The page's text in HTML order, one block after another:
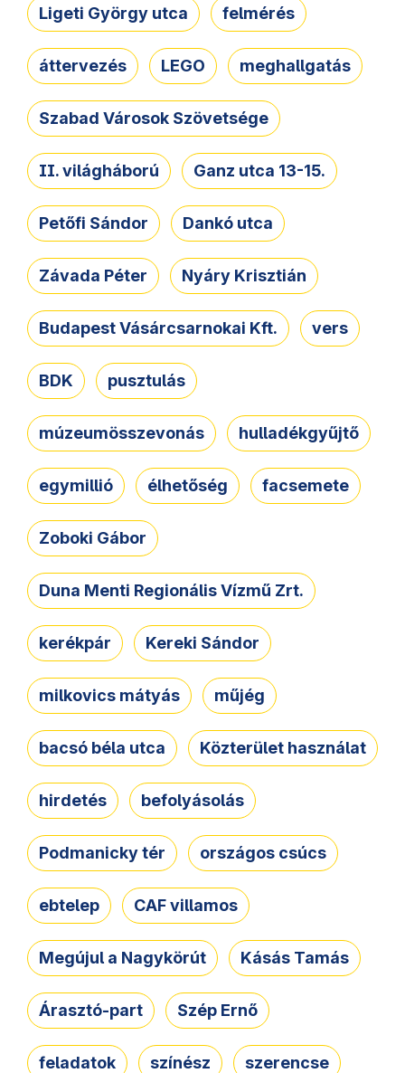
Ligeti György utca felmérés
áttervezés LEGO meghallgatás
Szabad Városok Szövetsége
II. világháború Ganz utca 13-15.
Petőfi Sándor Dankó utca
Závada Péter Nyáry Krisztián
Budapest Vásárcsarnokai Kft. vers
BDK pusztulás
múzeumösszevonás hulladékgyűjtő
egymillió élhetőség facsemete
Zoboki Gábor
Duna Menti Regionális Vízmű Zrt.
kerékpár Kereki Sándor
milkovics mátyás műjég
bacsó béla utca Közterület használat
hirdetés befolyásolás
Podmanicky tér országos csúcs
ebtelep CAF villamos
Megújul a Nagykörút Kásás Tamás
Árasztó-part Szép Ernő
feladatok színész szerencse